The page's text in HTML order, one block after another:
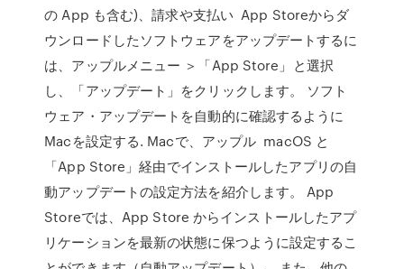
の App も含む)、請求や支払い App Storeからダ
ウンロードしたソフトウェアをアップデートするに
は、アップルメニュー ＞「App Store」と選択
し、「アップデート」をクリックします。 ソフト
ウェア・アップデートを自動的に確認するように
Macを設定する. Macで、アップル macOS と
「App Store」経由でインストールしたアプリの自
動アップデートの設定方法を紹介します。 App
Storeでは、App Store からインストールしたアプ
リケーションを最新の状態に保つように設定するこ